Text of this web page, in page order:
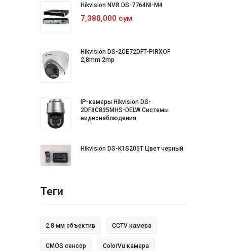
Hikvision NVR DS-7764NI-M4
7,380,000 сум
Hikvision DS-2CE72DFT-PIRXOF
2,8mm 2mp
IP-камеры Hikvision DS-
2DF8C835MHS-DELW Системы
видеонаблюдения
Hikvision DS-K1S205T Цвет черный
Теги
2.8 мм объектив CCTV камера
CMOS сенсор ColorVu камера